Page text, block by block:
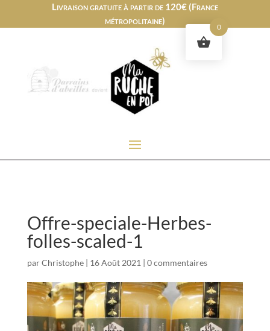
Livraison gratuite à partir de 120€ (France
métropolitaine)
Offre-speciale-Herbes-
folles-scaled-1
parChristophe| 16 Août 2021| 0 commentaires
0